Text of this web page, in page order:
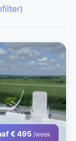
€ 495 /week